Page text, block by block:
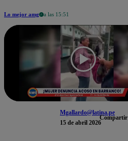
Lo mejor amg a las 15:51
Mgallardo@latina.pe
15 de abril 2026
Compartir